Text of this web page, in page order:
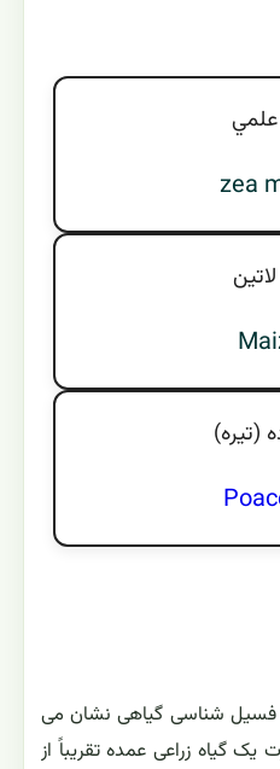
علمي
zea
(تيره)
فسیل شناسی گیاهی نشان می
گیاه زراعی عمده تقریباً از